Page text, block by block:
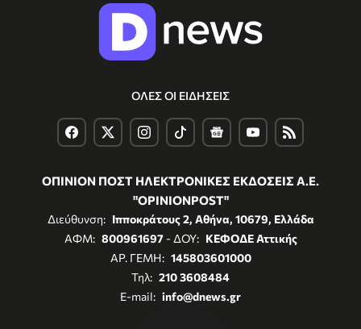
ΟΛΕΣ ΟΙ ΕΙΔΗΣΕΙΣ
ΟΠΙΝΙΟΝ ΠΟΣΤ ΗΛΕΚΤΡΟΝΙΚΕΣ ΕΚΔΟΣΕΙΣ Α.Ε.
"OPINIONPOST"
Διεύθυνση: Ιπποκράτους 2, Αθήνα, 10679, Ελλάδα
ΑΦΜ: 800961697- ΔΟΥ: ΚΕΦΟΔΕ Αττικής
ΑΡ. ΓΕΜΗ: 145803601000
Τηλ: 210 3608484
E-mail: info@dnews.gr